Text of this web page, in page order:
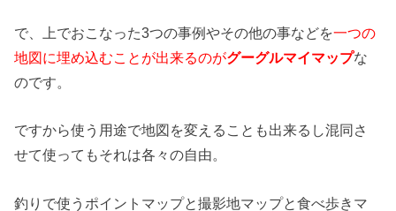
で、上でおこなった3つの事例やその他の事などを一つの
地図に埋め込むことが出来るのがグーグルマイマップな
のです。
ですから使う用途で地図を変えることも出来るし混同さ
せて使ってもそれは各々の自由。
釣りで使うポイントマップと撮影地マップと食べ歩きマ